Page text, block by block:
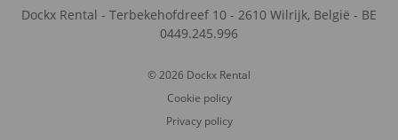
Dockx Rental - Terbekehofdreef 10 - 2610 Wilrijk, België - BE
0449.245.996
© 2026 Dockx Rental
Cookie policy
Privacy policy